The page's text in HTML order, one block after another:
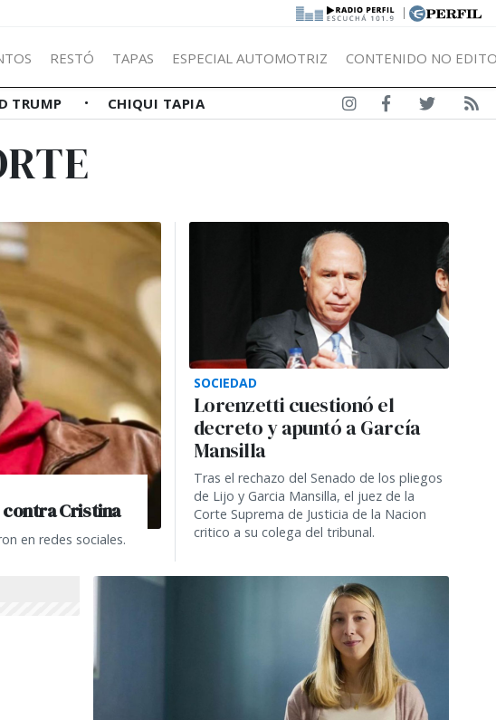
|
RESTÓ TAPAS ESPECIAL AUTOMOTRIZ CONTENIDO NO
TRUMP CHIQUI TAPIA
contra Cristina
en redes sociales.
SOCIEDAD
Lorenzetti cuestionó el
decreto y apuntó a García
Mansilla
Tras el rechazo del Senado de los pliegos
de Lijo y Garcia Mansilla, el juez de la
Corte Suprema de Justicia de la Nacion
critico a su colega del tribunal.